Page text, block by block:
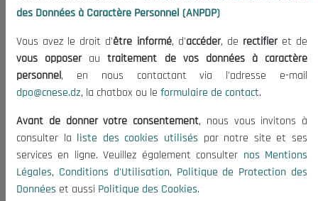
Calls for Tenders and Consultations
Legal Notices
Terms of Use
Data Protection Policy
Cookie Policy
Contact US
(+213) 021 98 01 00|01|02
des Données à Caractère Personnel (ANPDP)
Vous avez le droit d'être informé, d'accéder, de rectifieret de
vous opposerautraitement de vos données à caractère
personnel, en nous contactant via l'adresse e-mail
dpo@cnese.dz, la chatbox ou le formulaire de contact.
Avant de donner votre consentement, nous vous invitons à
consulter la liste des cookies utilisés par notre site et ses
services en ligne. Veuillez également consulter nos Mentions
Légales, Conditions d'Utilisation, Politique de Protection des
Données et aussi Politique des Cookies.